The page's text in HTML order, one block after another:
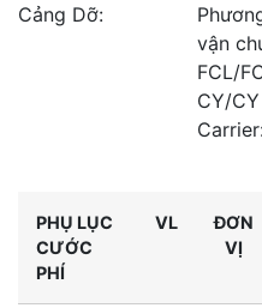
Cảng Dỡ:
vận
FCL/
CY/CY
PHỤ LỤC
CƯỚC
PHÍ
VL
ĐƠN
VỊ